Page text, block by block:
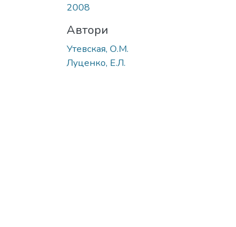
2008
Автори
Утевская, О.М.
Луценко, Е.Л.